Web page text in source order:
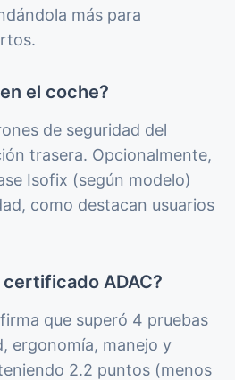
más para
el coche?
de seguridad del
trasera. Opcionalmente,
Isofix (según modelo)
como destacan usuarios
ADAC?
que superó 4 pruebas
ergonomía, manejo y
2.2 puntos (menos